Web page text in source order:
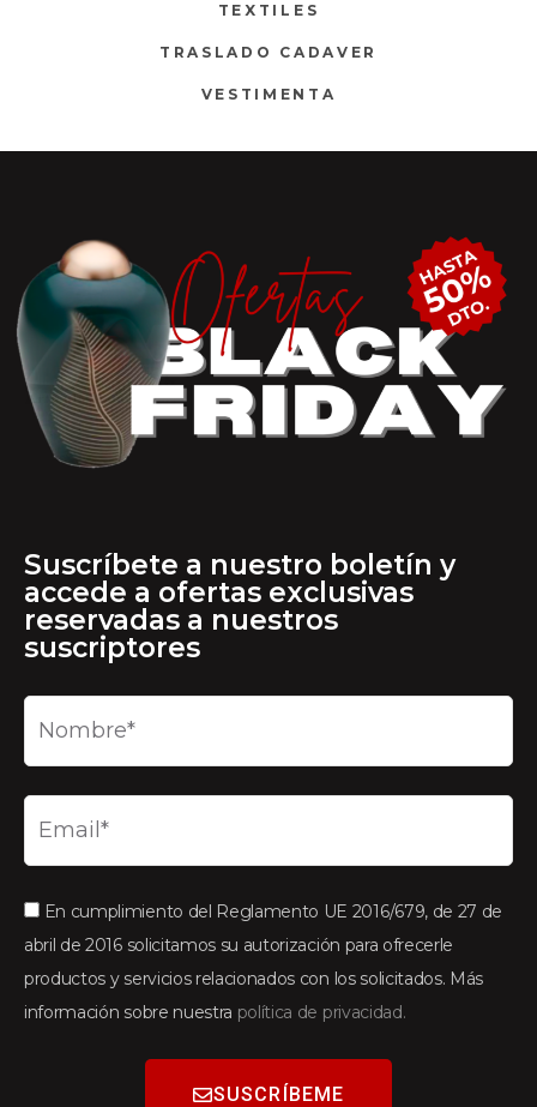
TEXTILES
TRASLADO CADAVER
VESTIMENTA
Suscríbete a nuestro boletín y
accede a ofertas exclusivas
reservadas a nuestros
suscriptores
En cumplimiento del Reglamento UE 2016/679, de 27 de
abril de 2016 solicitamos su autorización para ofrecerle
productos y servicios relacionados con los solicitados. Más
información sobre nuestra política de privacidad.
SUSCRÍBEME